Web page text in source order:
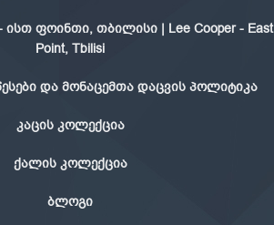
ისთ ფოინთი, თბილისი | Lee Cooper - East
Point, Tbilisi
და მონაცემთა დაცვის პოლიტიკა
კაცის კოლექცია
ქალის კოლექცია
ბლოგი